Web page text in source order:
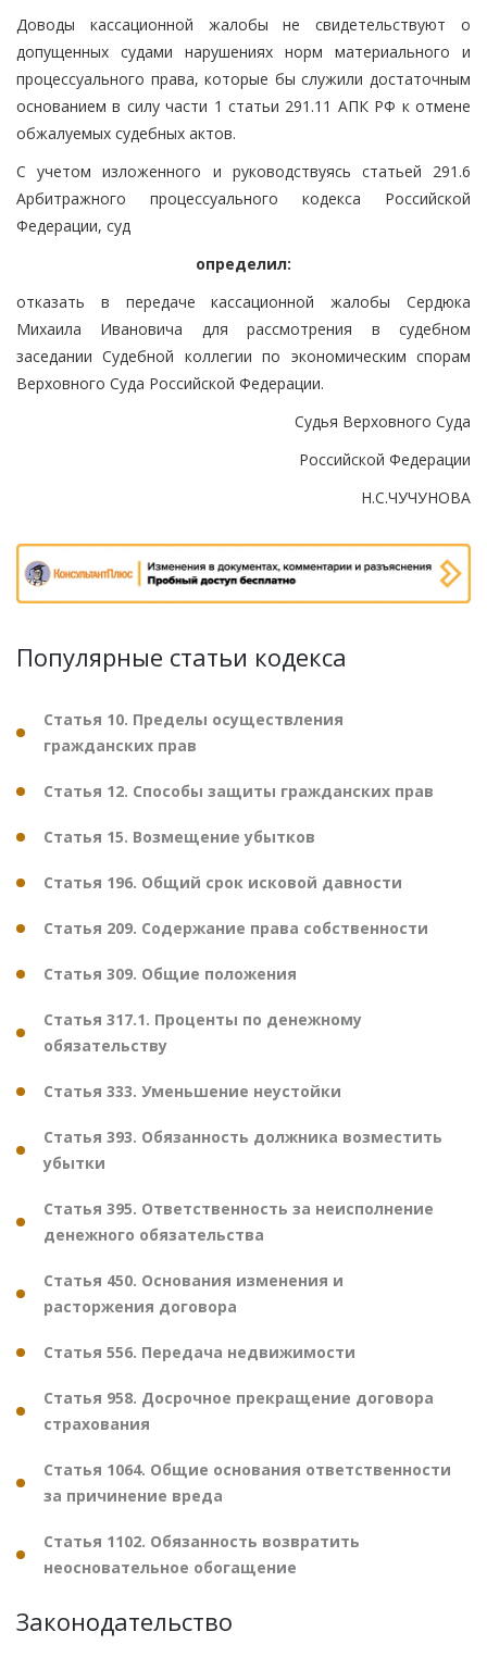
Доводы кассационной жалобы не свидетельствуют о
допущенных судами нарушениях норм материального и
процессуального права, которые бы служили достаточным
основанием в силу части 1 статьи 291.11 АПК РФ к отмене
обжалуемых судебных актов.
С учетом изложенного и руководствуясь статьей 291.6
Арбитражного процессуального кодекса Российской
Федерации, суд
определил:
отказать в передаче кассационной жалобы Сердюка
Михаила Ивановича для рассмотрения в судебном
заседании Судебной коллегии по экономическим спорам
Верховного Суда Российской Федерации.
Судья Верховного Суда
Российской Федерации
Н.С.ЧУЧУНОВА
Популярные статьи кодекса
Статья 10. Пределы осуществления
гражданских прав
Статья 12. Способы защиты гражданских прав
Статья 15. Возмещение убытков
Статья 196. Общий срок исковой давности
Статья 209. Содержание права собственности
Статья 309. Общие положения
Статья 317.1. Проценты по денежному
обязательству
Статья 333. Уменьшение неустойки
Статья 393. Обязанность должника возместить
убытки
Статья 395. Ответственность за неисполнение
денежного обязательства
Статья 450. Основания изменения и
расторжения договора
Статья 556. Передача недвижимости
Статья 958. Досрочное прекращение договора
страхования
Статья 1064. Общие основания ответственности
за причинение вреда
Статья 1102. Обязанность возвратить
неосновательное обогащение
Законодательство